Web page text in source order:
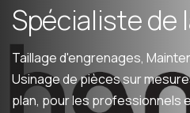
Spécialistede l
Taillage d'engrenages,
Usinage de pièces sur
plan, pour les professionnels